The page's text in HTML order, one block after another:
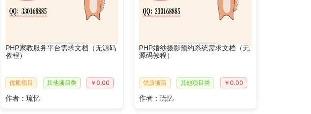
PHP家教服务平台需求文档（无源码
教程）
优质项目 其他项目类 ￥0.00
作者：琉忆
PHP婚纱摄影预约系统需求文档（无
源码教程）
优质项目 其他项目类 ￥0.00
作者：琉忆